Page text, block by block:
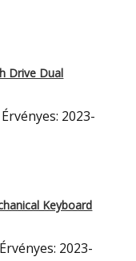
Drive Dual
Érvényes: 2023-
Keyboard
Érvényes: 2023-